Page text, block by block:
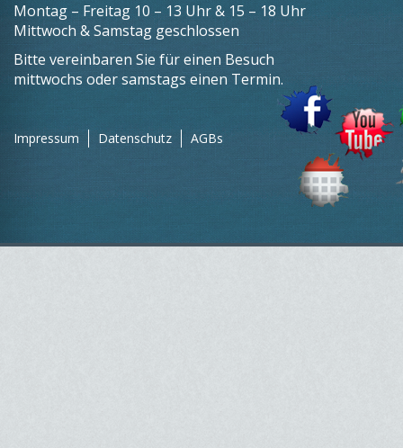
Montag – Freitag 10 – 13 Uhr & 15 – 18 Uhr
Mittwoch & Samstag geschlossen
Bitte vereinbaren Sie für einen Besuch
mittwochs oder samstags einen Termin.
Impressum Datenschutz AGBs